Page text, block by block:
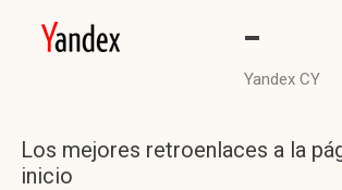
-
Yandex CY
Los mejores retroenlaces a la
inicio